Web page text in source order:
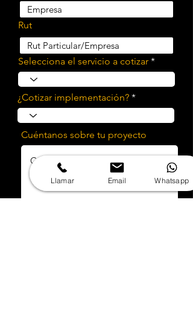
Rut
Selecciona el servicio a cotizar
¿Cotizar implementación?
Cuéntanos sobre tu proyecto
Llamar Email Whatsapp